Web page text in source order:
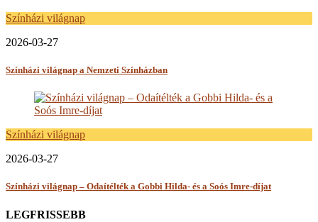
Színházi világnap
2026-03-27
Színházi világnap a Nemzeti Színházban
Színházi világnap
2026-03-27
Színházi világnap – Odaítélték a Gobbi Hilda- és a Soós Imre-díjat
LEGFRISSEBB